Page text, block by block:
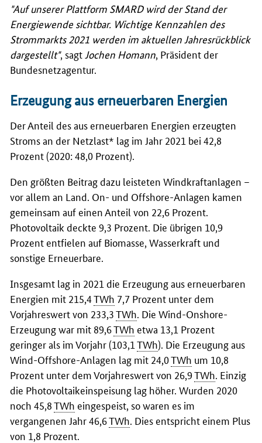
"Auf unserer Plattform SMARD wird der Stand der
Energiewende sichtbar. Wichtige Kennzahlen des
Strommarkts 2021 werden im aktuellen Jahresrückblick
dargestellt", sagt Jochen Homann , Präsident der
Bundesnetzagentur.
Erzeugung aus erneuerbaren Energien
Der Anteil des aus erneuerbaren Energien erzeugten
Stroms an der Netzlast* lag im Jahr 2021 bei 42,8
Prozent (2020: 48,0 Prozent).
Den größten Beitrag dazu leisteten Windkraftanlagen –
vor allem an Land. On- und Offshore-Anlagen kamen
gemeinsam auf einen Anteil von 22,6 Prozent.
Photovoltaik deckte 9,3 Prozent. Die übrigen 10,9
Prozent entfielen auf Biomasse, Wasserkraft und
sonstige Erneuerbare.
Insgesamt lag in 2021 die Erzeugung aus erneuerbaren
Energien mit 215,4TWh 7,7 Prozent unter dem
Vorjahreswert von 233,3TWh . Die Wind-Onshore-
Erzeugung war mit 89,6TWh etwa 13,1 Prozent
geringer als im Vorjahr (103,1 TWh). Die Erzeugung aus
Wind-Offshore-Anlagen lag mit 24,0TWh um 10,8
Prozent unter dem Vorjahreswert von 26,9TWh . Einzig
die Photovoltaikeinspeisung lag höher. Wurden 2020
noch 45,8TWh eingespeist, so waren es im
vergangenen Jahr 46,6TWh . Dies entspricht einem Plus
von 1,8 Prozent.